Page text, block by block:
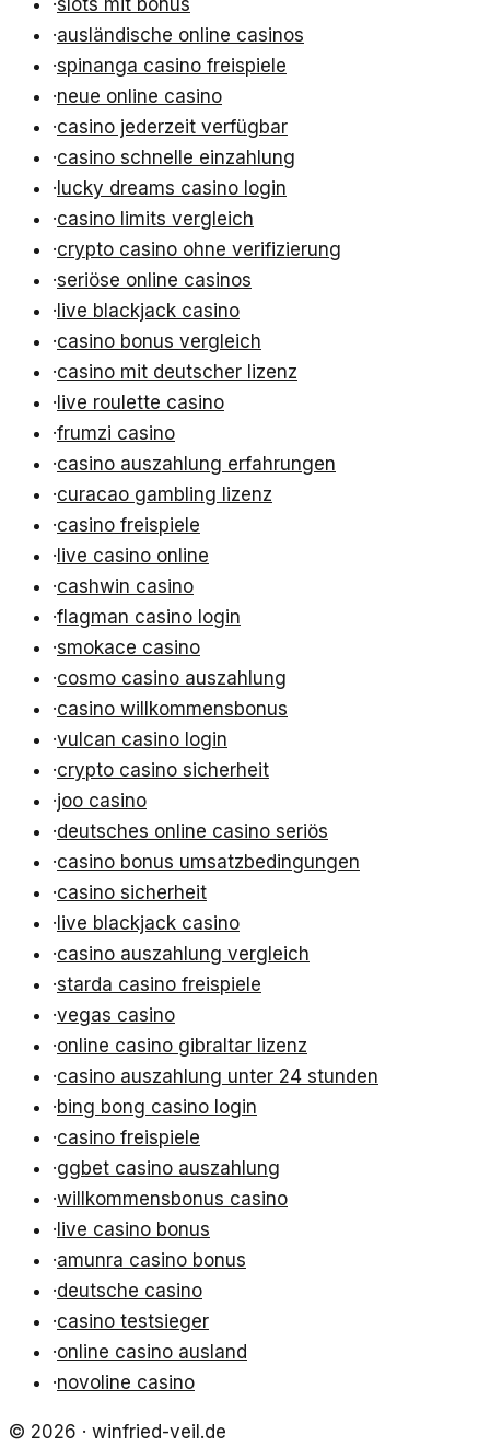
·slots mit bonus
·ausländische online casinos
·spinanga casino freispiele
·neue online casino
·casino jederzeit verfügbar
·casino schnelle einzahlung
· lucky dreams casino login
·casino limits vergleich
·crypto casino ohne verifizierung
·seriöse online casinos
· live blackjack casino
·casino bonus vergleich
·casino mit deutscher lizenz
· live roulette casino
·frumzi casino
·casino auszahlung erfahrungen
·curacao gambling lizenz
·casino freispiele
· live casino online
·cashwin casino
·flagman casino login
·smokace casino
·cosmo casino auszahlung
·casino willkommensbonus
·vulcan casino login
·crypto casino sicherheit
·joo casino
·deutsches online casino seriös
·casino bonus umsatzbedingungen
·casino sicherheit
· live blackjack casino
·casino auszahlung vergleich
·starda casino freispiele
·vegas casino
·online casino gibraltar lizenz
·casino auszahlung unter 24 stunden
·bing bong casino login
·casino freispiele
·ggbet casino auszahlung
·willkommensbonus casino
· live casino bonus
·amunra casino bonus
·deutsche casino
·casino testsieger
·online casino ausland
·novoline casino
© 2026 · winfried-veil.de